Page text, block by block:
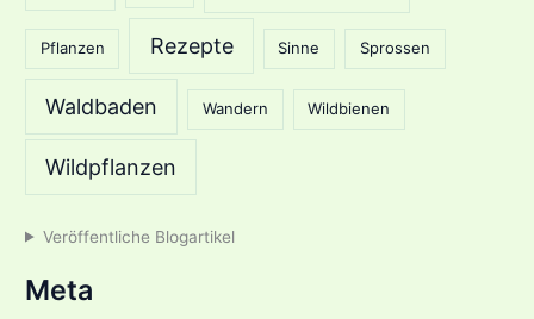
Pflanzen Rezepte Sinne Sprossen
Waldbaden Wandern Wildbienen
Wildpflanzen
Veröffentliche Blogartikel
Meta